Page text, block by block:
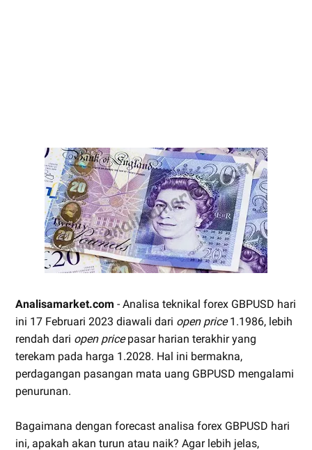
Analisamarket.com - Analisa teknikal forex GBPUSD hari
ini 17 Februari 2023 diawali dari open price1.1986, lebih
rendah dari open pricepasar harian terakhir yang
terekam pada harga 1.2028. Hal ini bermakna,
perdagangan pasangan mata uang GBPUSD mengalami
penurunan.
Bagaimana dengan forecast analisa forex GBPUSD hari
ini, apakah akan turun atau naik? Agar lebih jelas,